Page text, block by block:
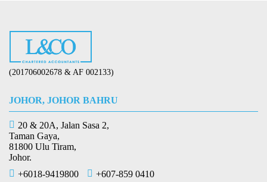
(201706002678 & AF 002133)
JOHOR, JOHOR BAHRU
20 & 20A, Jalan Sasa 2,
Taman Gaya,
81800 Ulu Tiram,
Johor.
+6018-9419800
+607-859 0410